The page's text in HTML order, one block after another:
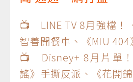
📺 LINE TV 8月強檔！
智善開餐車、《MIU
📺 Disney+ 8月片單
謠》手撕反派、《花開